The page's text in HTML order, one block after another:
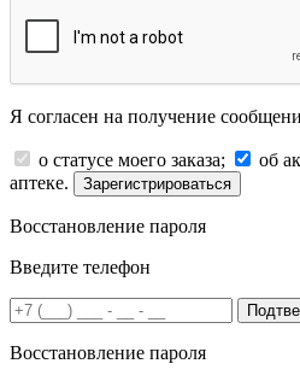
Я согласен на получение
о статусе моего заказа;
об
аптеке.
Зарегистрироваться
Восстановление пароля
Введите телефон
Восстановление пароля